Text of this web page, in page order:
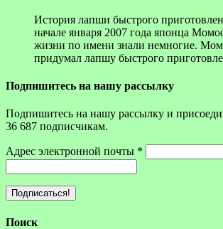
История лапши быстрого
начале января 2007 года японца
жизни по имени знали немногие.
придумал лапшу быстрого
Подпишитесь на нашу рассылку
Подпишитесь на нашу рассылку и
36 687 подписчикам.
Адрес электронной почты *
Поиск